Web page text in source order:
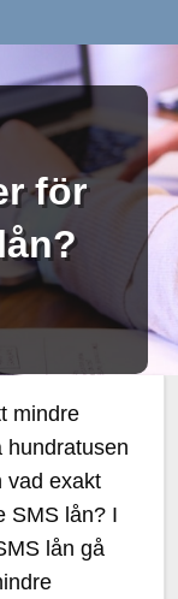
för
mindre
hundratusen
vad exakt
SMS lån? I
lån gå